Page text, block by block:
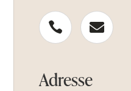
 
Adresse